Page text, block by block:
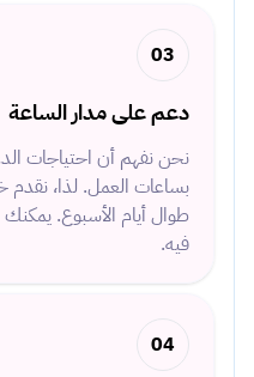
03
دعم على مدار الساعة
نحن نفهم أن احتياجات
بساعات العمل. لذا،
طوال أيام الأسبوع. يمكنك
فيه.
04